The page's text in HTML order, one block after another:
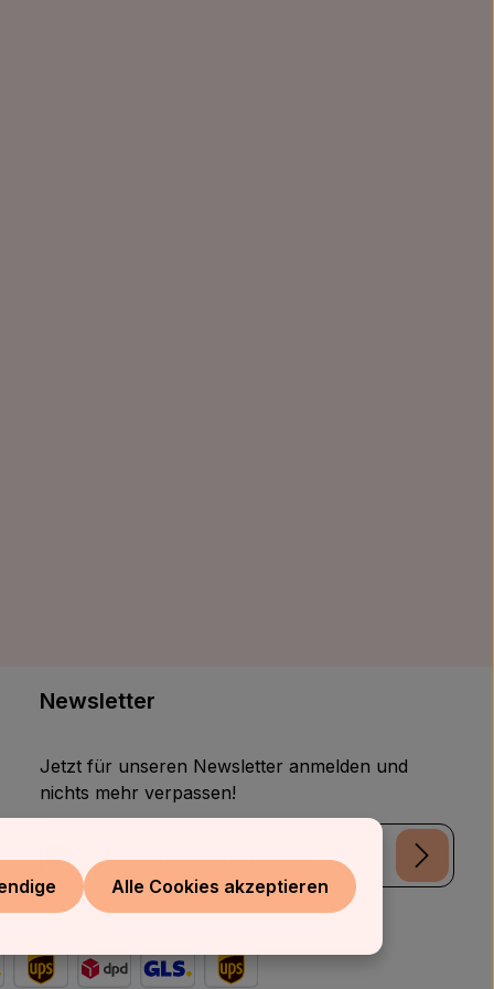
Newsletter
Jetzt für unseren Newsletter anmelden und
nichts mehr verpassen!
Datenschutz
Datenschutzbestimmungen
Kenntnis genommen und die
Pflichtfelder.
Alle Cookies akzeptieren